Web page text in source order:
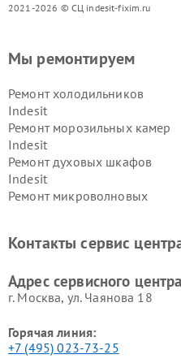
2021-2026 © СЦ indesit-fixim.ru
Мы ремонтируем
Ремонт холодильников
Indesit
Ремонт морозильных камер
Indesit
Ремонт духовых шкафов
Indesit
Ремонт микроволновых
Indesit
Контакты сервис
Адрес сервисного
г. Москва, ул. Чаянова 18
Горячая линия:
+7 (495) 023-73-25